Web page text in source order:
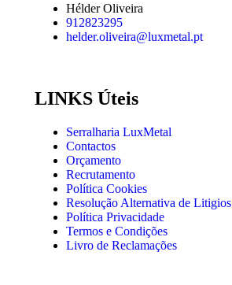
Hélder Oliveira
912823295
helder.oliveira@luxmetal.pt
LINKS Úteis
Serralharia LuxMetal
Contactos
Orçamento
Recrutamento
Política Cookies
Resolução Alternativa de Litigios
Política Privacidade
Termos e Condições
Livro de Reclamações